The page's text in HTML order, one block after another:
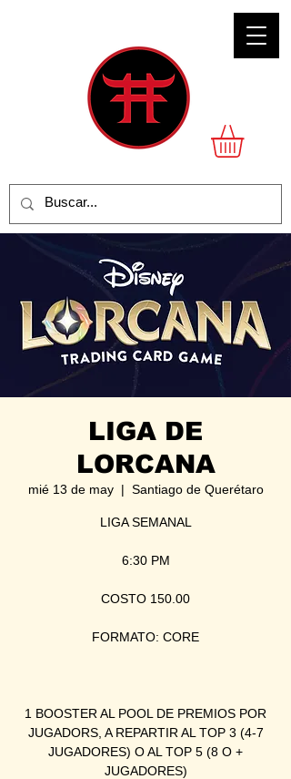
LIGA DE
LORCANA
mié 13 de may
  |
Santiago de Querétaro
LIGA SEMANAL
6:30 PM
COSTO 150.00
FORMATO: CORE
1 BOOSTER AL POOL DE PREMIOS POR
JUGADORS, A REPARTIR AL TOP 3 (4-7
JUGADORES) O AL TOP 5 (8 O +
JUGADORES)